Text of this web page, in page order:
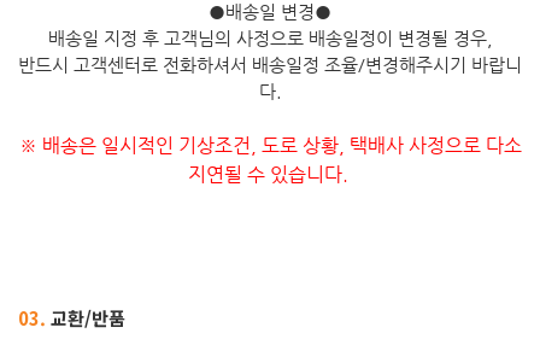
●배송일 변경●
배송일 지정 후 고객님의 사정으로 배송일정이 변경될 경우,
반드시 고객센터로 전화하셔서 배송일정 조율/변경해주시기 바랍니
다.
※ 배송은 일시적인 기상조건, 도로 상황, 택배사 사정으로 다소
지연될 수 있습니다.
03. 교환/반품